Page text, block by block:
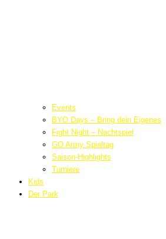
Events
BYO Days – Bring dein Eigenes
Fight Night – Nachtspiel
GO Army Spieltag
Saison-Highlights
Turniere
Kids
Der Park